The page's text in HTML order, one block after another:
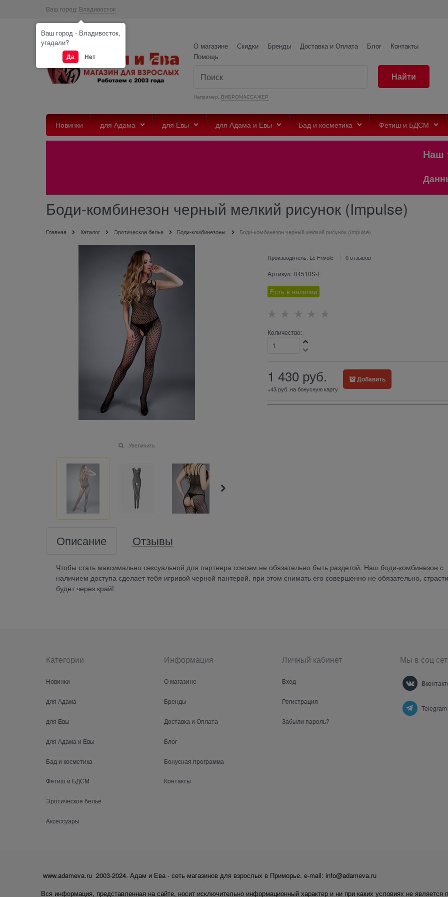
Ваш город: Владивосток
О магазине Скидки Бренды Доставка и Оплата Блог
Контакты
Помощь
Например: ВИБРОМАССАЖЕР
Найти
Новинки для Адама для Евы для Адама и Евы Бад и косметика Фетиш и БДСМ
Наш
Данный
Боди-комбинезон черный мелкий рисунок (Impulse)
Главная Каталог Эротическое белье Боди-комбинезоны Боди-комбинезон черный мелкий рисунок (Impulse)
Увеличить
Производитель: Le Frivole 0 отзывов
Артикул: 04510S-L
Есть в наличии
Количество:
1 430 руб.
+43 руб. на бонусную карту
Добавить
Описание Отзывы
Чтобы стать максимально сексуальной для партнера совсем не обязательно быть раздетой. Наш боди-комбинезон с
наличием доступа сделает тебя игривой черной пантерой, при этом снимать его совершенно не обязательно, страсти
будет через край!
Категории
Новинки
для Адама
для Евы
для Адама и Евы
Бад и косметика
Фетиш и БДСМ
Эротическое белье
Аксессуары
Информация
О магазине
Бренды
Доставка и Оплата
Блог
Бонусная программа
Контакты
Личный кабинет
Вход
Регистрация
Забыли пароль?
Мы в соц
Telegram
www.adameva.ru 2003-2024. Адам и Ева - сеть магазинов для взрослых в Приморье. e-mail: info@adameva.ru
Вся информация, представленная на сайте, носит исключительно информационный характер и ни при каких условиях не является
Ваш город - Владивосток,
угадали?
Да Нет